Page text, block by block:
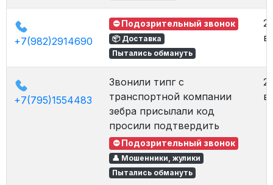
+7(982)2914690
⛔ Подозрительный звонок
📦 Доставка
Пытались обмануть
в
+7(795)1554483
Звонили типг с
транспортной компании
зебра присылали код
просили подтвердить
⛔ Подозрительный звонок
👤 Мошенники, жулики
Пытались обмануть
в